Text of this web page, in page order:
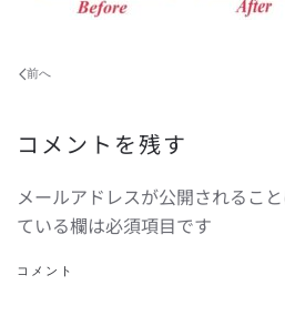
前へ
コメントを残す
メールアドレスが公開されること
ている欄は必須項目です
コメント